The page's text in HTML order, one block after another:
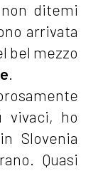
ditemi
arrivata
bel mezzo
.
vivaci, ho
Slovenia
Quasi